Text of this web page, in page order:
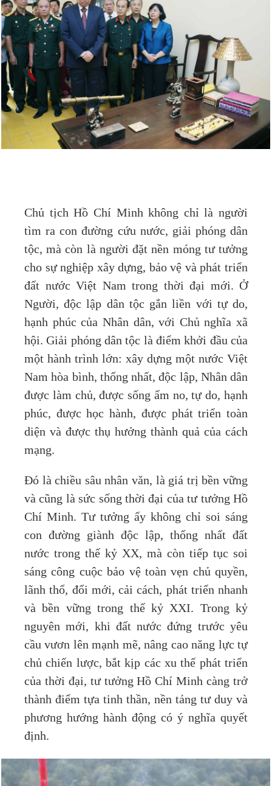
Chủ tịch Hồ Chí Minh không chỉ là người
tìm ra con đường cứu nước, giải phóng dân
tộc, mà còn là người đặt nền móng tư tưởng
cho sự nghiệp xây dựng, bảo vệ và phát triển
đất nước Việt Nam trong thời đại mới. Ở
Người, độc lập dân tộc gắn liền với tự do,
hạnh phúc của Nhân dân, với Chủ nghĩa xã
hội. Giải phóng dân tộc là điểm khởi đầu của
một hành trình lớn: xây dựng một nước Việt
Nam hòa bình, thống nhất, độc lập, Nhân dân
được làm chủ, được sống ấm no, tự do, hạnh
phúc, được học hành, được phát triển toàn
diện và được thụ hưởng thành quả của cách
mạng.
Đó là chiều sâu nhân văn, là giá trị bền vững
và cũng là sức sống thời đại của tư tưởng Hồ
Chí Minh. Tư tưởng ấy không chỉ soi sáng
con đường giành độc lập, thống nhất đất
nước trong thế kỷ XX, mà còn tiếp tục soi
sáng công cuộc bảo vệ toàn vẹn chủ quyền,
lãnh thổ, đổi mới, cải cách, phát triển nhanh
và bền vững trong thế kỷ XXI. Trong kỷ
nguyên mới, khi đất nước đứng trước yêu
cầu vươn lên mạnh mẽ, nâng cao năng lực tự
chủ chiến lược, bắt kịp các xu thế phát triển
của thời đại, tư tưởng Hồ Chí Minh càng trở
thành điểm tựa tinh thần, nền tảng tư duy và
phương hướng hành động có ý nghĩa quyết
định.